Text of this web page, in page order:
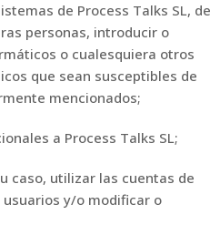
de Process Talks SL, de
personas, introducir o
o cualesquiera otros
que sean susceptibles de
mencionados;
a Process Talks SL;
caso, utilizar las cuentas de
y/o modificar o